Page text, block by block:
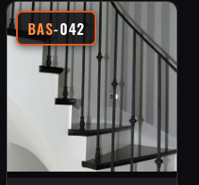
BAS-042